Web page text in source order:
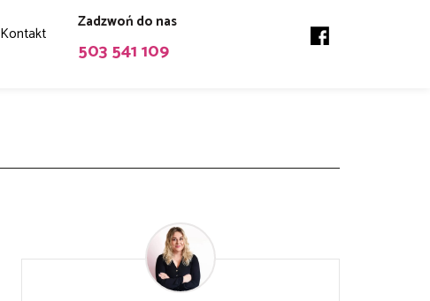
Kontakt
Zadzwoń do nas
503 541 109